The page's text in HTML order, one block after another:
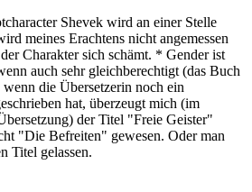
Shevek wird an einer Stelle
meines Erachtens nicht angemessen
Charakter sich schämt. * Gender ist
auch sehr gleichberechtigt (das Buch
die Übersetzerin noch ein
hat, überzeugt mich (im
der Titel "Freie Geister"
"Die Befreiten" gewesen. Oder man
Titel gelassen.